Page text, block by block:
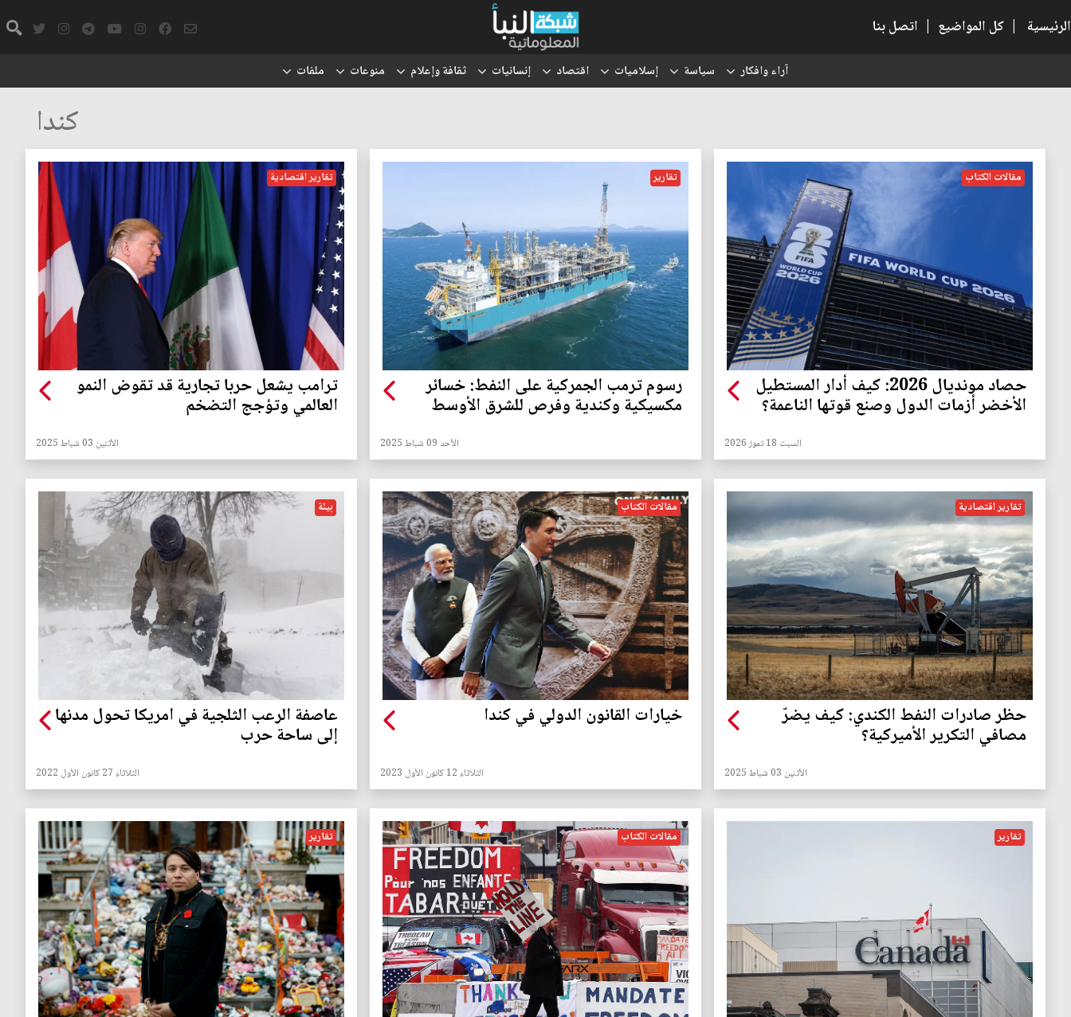
الرئيسية | كل المواضيع | اتصل بنا
آراء وافكار سياسة إسلاميات اقتصاد إنسانيات ثقافة وإعلام منوعات ملفات
كندا
مقالات الكتاب
حصاد مونديال 2026: كيف أدار المستطيل
الأخضر أزمات الدول وصنع قوتها الناعمة؟
السبت 18 تموز 2026
تقارير
رسوم ترمب الجمركية على النفط: خسائر
مكسيكية وكندية وفرص للشرق الأوسط
الأحد 09 شباط 2025
تقارير اقتصادية
ترامب يشعل حربا تجارية قد تقوض النمو
العالمي وتؤجج التضخم
الأثنين 03 شباط 2025
تقارير اقتصادية
حظر صادرات النفط الكندي: كيف يضرّ
مصافي التكرير الأميركية؟
الأثنين 03 شباط 2025
مقالات الكتاب
خيارات القانون الدولي في كندا
الثلاثاء 12 كانون الأول 2023
بيئة
عاصفة الرعب الثلجية في امريكا تحول مدنها
إلى ساحة حرب
الثلاثاء 27 كانون الأول 2022
تقارير مقالات الكتاب تقارير